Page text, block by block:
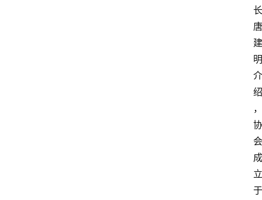
长
唐
建
明
介
绍
，
协
会
成
立
于